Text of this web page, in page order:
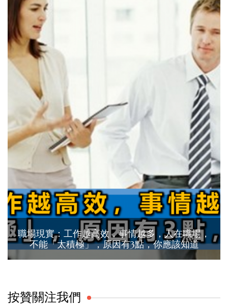
職場現實：工作越高效，事情越多，人在職場，
不能「太積極」，原因有3點，你應該知道
按贊關注我們